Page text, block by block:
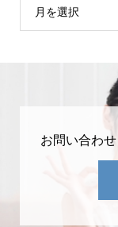
月を選択
お問い合わせ